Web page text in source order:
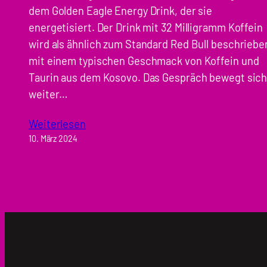
dem Golden Eagle Energy Drink, der sie
energetisiert. Der Drink mit 32 Milligramm Koffein
wird als ähnlich zum Standard Red Bull
mit einem typischen Geschmack von Koffein und
Taurin aus dem Kosovo. Das Gespräch bewegt sich
weiter…
Weiterlesen
10. März 2024